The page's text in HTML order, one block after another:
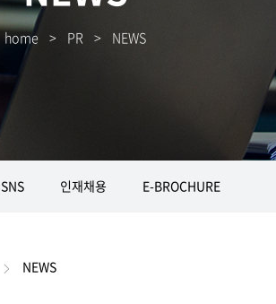
home > PR > NEWS
SNS 인재채용 E-BROCHURE
NEWS